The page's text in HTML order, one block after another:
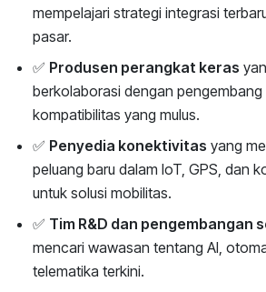
mempelajari strategi integrasi
pasar.
✅ Produsen perangkat keras
berkolaborasi dengan
kompatibilitas yang mulus.
✅ Penyedia konektivitas yang
peluang baru dalam IoT, GPS, dan
untuk solusi mobilitas.
✅ Tim R&D dan pengembangan
mencari wawasan tentang AI,
telematika terkini.